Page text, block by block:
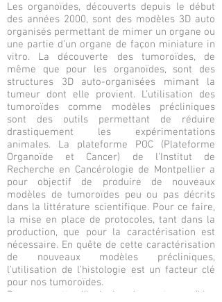
Les organoïdes, découverts depuis le début
des années 2000, sont des modèles 3D auto
organisés permettant de mimer un organe ou
une partie d’un organe de façon miniature in
vitro. La découverte des tumoroïdes, de
même que pour les organoïdes, sont des
structures 3D auto-organisées mimant la
tumeur dont elle provient. L’utilisation des
tumoroïdes comme modèles précliniques
sont des outils permettant de réduire
drastiquement les expérimentations
animales. La plateforme POC (Plateforme
Organoïde et Cancer) de l’Institut de
Recherche en Cancérologie de Montpellier a
pour objectif de produire de nouveaux
modèles de tumoroïdes peu ou pas décrits
dans la littérature scientifique. Pour ce faire,
la mise en place de protocoles, tant dans la
production, que pour la caractérisation est
nécessaire. En quête de cette caractérisation
de nouveaux modèles précliniques,
l’utilisation de l’histologie est un facteur clé
pour nos tumoroïdes.
Pour permettre l’inclusion de nos tumoroïdes